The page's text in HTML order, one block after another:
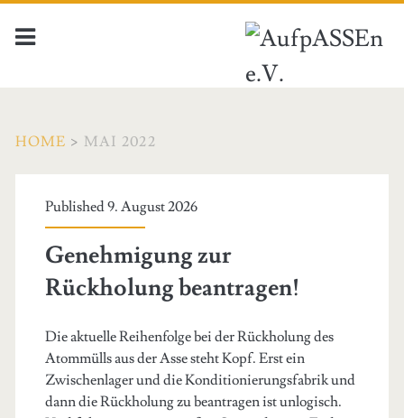
HOME > MAI 2022
Monat:
<span>Mai
2022</span>
Published 9. August 2026
Genehmigung zur
Rückholung beantragen!
Die aktuelle Reihenfolge bei der Rückholung des
Atommülls aus der Asse steht Kopf. Erst ein
Zwischenlager und die Konditionierungsfabrik und
dann die Rückholung zu beantragen ist unlogisch.